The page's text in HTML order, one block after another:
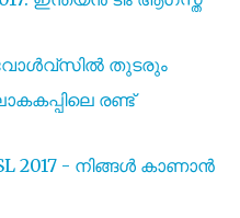
തുടരും
രണ്ട്
2017 - നിങ്ങൾ കാണാൻ